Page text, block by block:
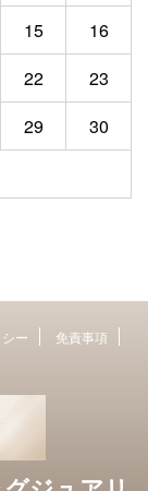
15
16
22
23
29
30
ー 免責事項